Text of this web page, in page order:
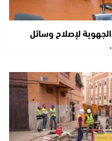
الجهوية لإصلاح وسائل